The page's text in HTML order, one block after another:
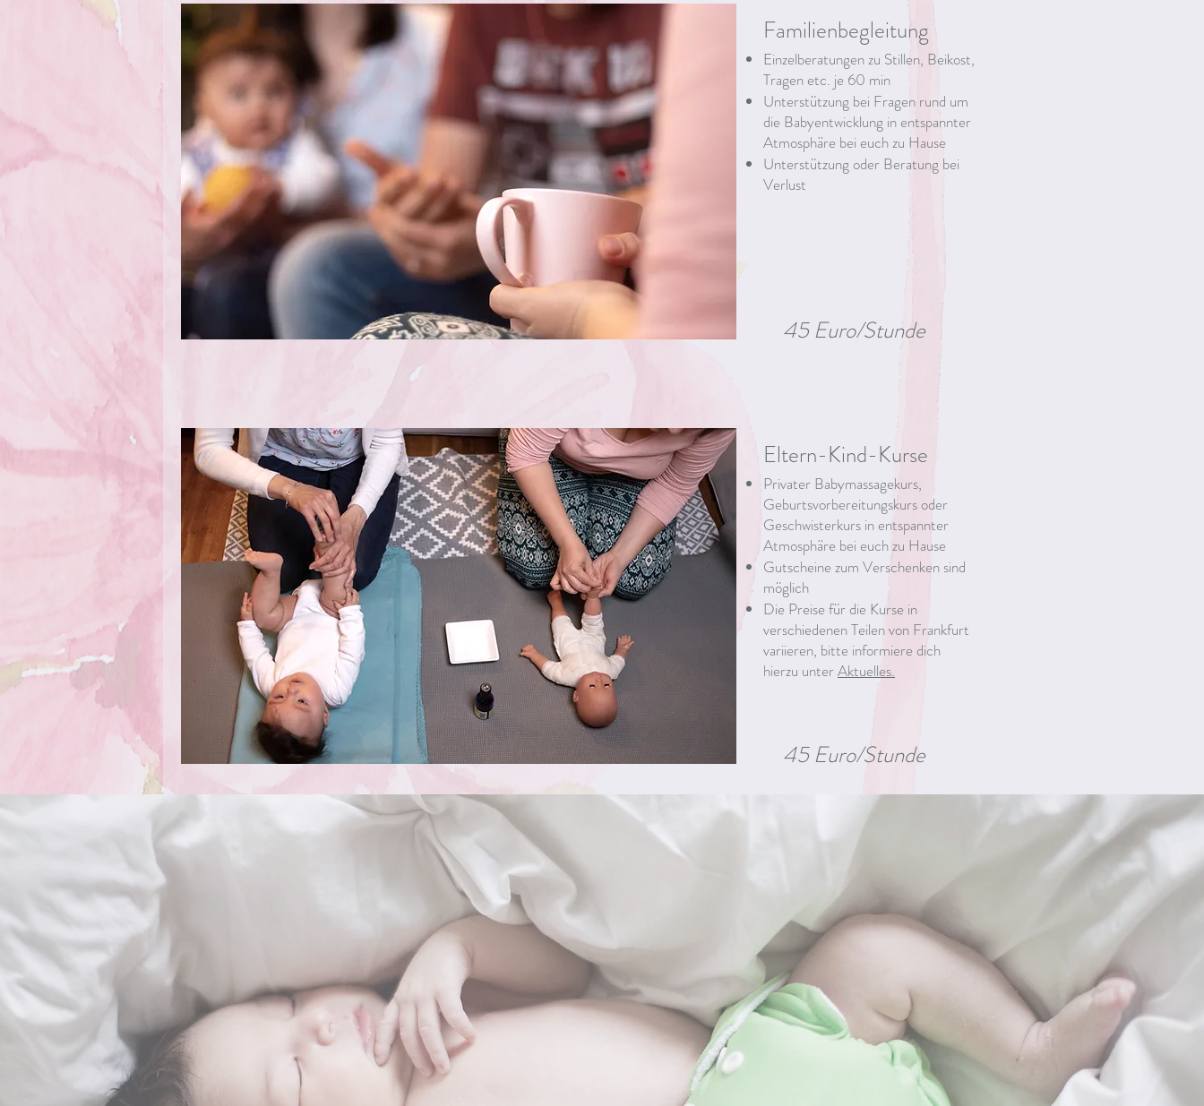
Familienbegleitung
Einzelberatungen zu Stillen, Beikost,
Tragen etc. je 60 min
Unterstützung bei Fragen rund um
die Babyentwicklung in entspannter
Atmosphäre bei euch zu Hause
Unterstützung oder Beratung bei
Verlust
45 Euro/Stunde
Eltern-Kind-Kurse
Privater Babymassagekurs,
Geburtsvorbereitungskurs oder
Geschwisterkurs in entspannter
Atmosphäre bei euch zu Hause
Gutscheine zum Verschenken sind
möglich
Die Preise für die Kurse in
verschiedenen Teilen von Frankfurt
variieren, bitte informiere dich
hierzu unterAktuelles.
45 Euro/Stunde